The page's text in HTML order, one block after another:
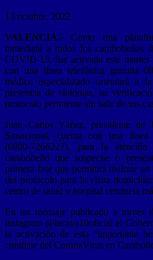
13 octubre, 2022
VALENCIA.- Como una
inmediata a todos los carabobeños
COVID-19, fue activada este
con una línea telefónica gratuita
médico especializado orientará a
presencia de síntomas, su
protocolo pertinente sin salir de sus
Juan Carlos Yánez, presidente
Situacional, cuenta con una línea
(0800-7266227), para la
carabobeño que sospeche o
primera fase que permitirá realizar
del protocolo para la visita
centro de salud u hospital centinela
En un mensaje publicado a través
instagram @lacava10oficial el
la activación de esta “importante
combate del CoronaVirus en